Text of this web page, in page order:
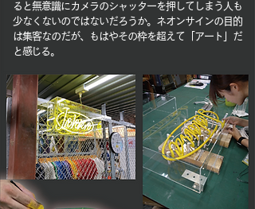
ると無意識にカメラのシャッターを押してしまう人も
少なくないのではないだろうか。ネオンサインの目的
は集客なのだが、もはやその枠を超えて「アート」だ
と感じる。